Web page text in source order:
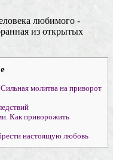
любимого -
из открытых
молитва на приворот
Как приворожить
настоящую любовь